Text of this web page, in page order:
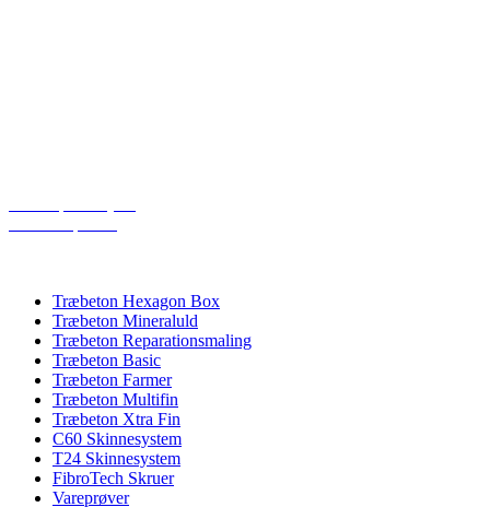
Træbeton Hexagon Box
Træbeton Mineraluld
Træbeton Reparationsmaling
Træbeton Basic
Træbeton Farmer
Træbeton Multifin
Træbeton Xtra Fin
C60 Skinnesystem
T24 Skinnesystem
FibroTech Skruer
Vareprøver